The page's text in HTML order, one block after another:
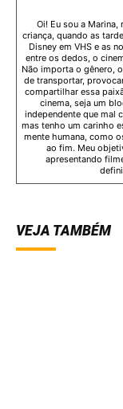
Oi! Eu sou a
criança, quando as
Disney em VHS e as
entre os dedos, o
Não importa o gênero,
de transportar,
compartilhar essa
cinema, seja um
independente que mal
mas tenho um carinho
mente humana, como
ao fim. Meu
apresentando
VEJA TAMBÉM